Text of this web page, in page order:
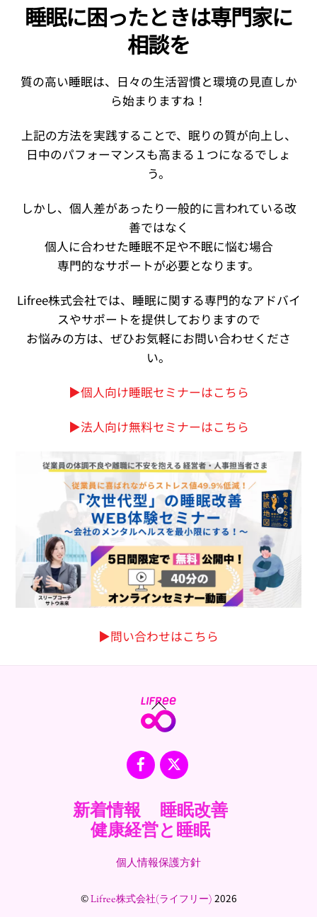
睡眠に困ったときは専門家に
相談を
質の高い睡眠は、日々の生活習慣と環境の見直しか
ら始まりますね！
上記の方法を実践することで、眠りの質が向上し、
日中のパフォーマンスも高まる１つになるでしょ
う。
しかし、個人差があったり一般的に言われている改
善ではなく
個人に合わせた睡眠不足や不眠に悩む場合
専門的なサポートが必要となります。
Lifree株式会社では、睡眠に関する専門的なアドバイ
スやサポートを提供しておりますので
お悩みの方は、ぜひお気軽にお問い合わせくださ
い。
▶︎個人向け睡眠セミナーはこちら
▶︎法人向け無料セミナーはこちら
▶︎問い合わせはこちら
Back
To
Facebook
X
新着情報
睡眠改善
健康経営と睡眠
個人情報保護方針
©Lifree株式会社(ライフリー) 2026